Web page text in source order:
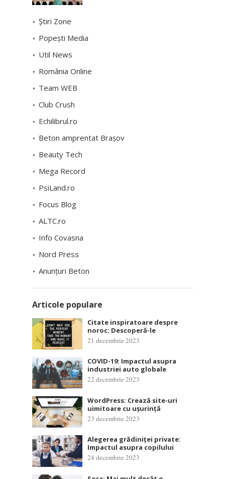
Știri Zone
Popești Media
Util News
România Online
Team WEB
Club Crush
Echilibrul.ro
Beton amprentat Brașov
Beauty Tech
Mega Record
PsiLand.ro
Focus Blog
ALTC.ro
Info Covasna
Nord Press
Anunțuri Beton
Articole populare
Citate inspiratoare despre
noroc: Descoperă-le
21 decembrie 2023
COVID-19: Impactul asupra
industriei auto globale
22 decembrie 2023
WordPress: Crează site-uri
uimitoare cu ușurință
23 decembrie 2023
Alegerea grădiniței private:
Impactul asupra copilului
24 decembrie 2023